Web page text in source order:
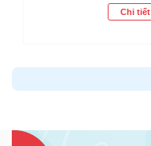
Chi tiết